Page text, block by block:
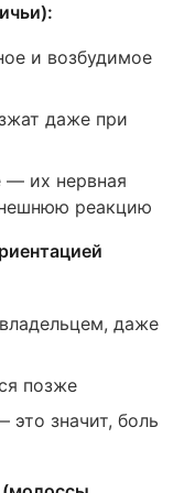
и возбудимое
даже при
— их нервная
реакцию
даже
позже
значит, боль